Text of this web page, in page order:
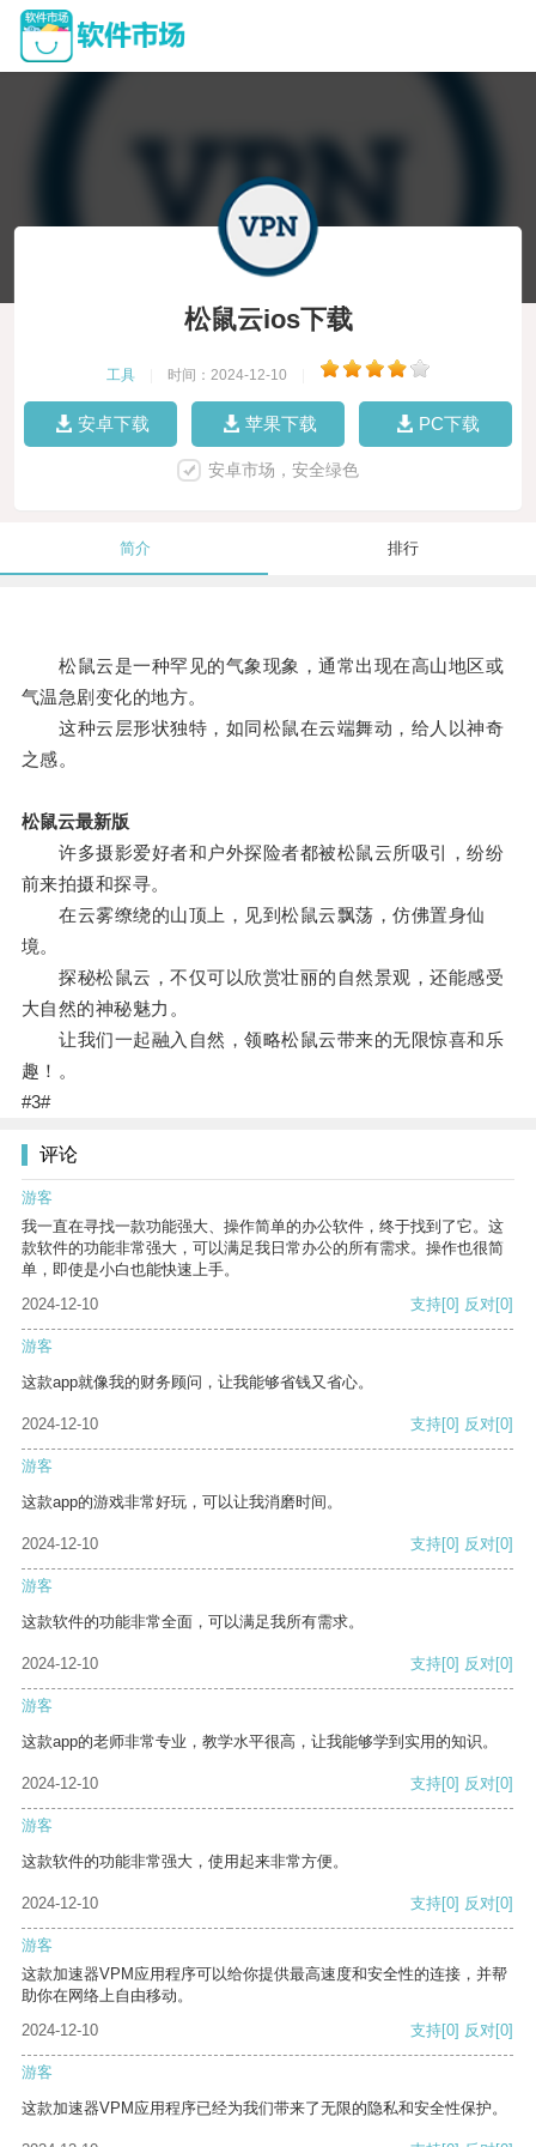
松鼠云ios下载
工具 时间：2024-12-10
安卓下载 苹果下载 PC下载
安卓市场，安全绿色
简介 排行
松鼠云是一种罕见的气象现象，通常出现在高山地区或
气温急剧变化的地方。
这种云层形状独特，如同松鼠在云端舞动，给人以神奇
之感。
松鼠云最新版
许多摄影爱好者和户外探险者都被松鼠云所吸引，纷纷
前来拍摄和探寻。
在云雾缭绕的山顶上，见到松鼠云飘荡，仿佛置身仙
境。
探秘松鼠云，不仅可以欣赏壮丽的自然景观，还能感受
大自然的神秘魅力。
让我们一起融入自然，领略松鼠云带来的无限惊喜和乐
趣！。
#3#
评论
游客
我一直在寻找一款功能强大、操作简单的办公软件，终于找到了它。这
款软件的功能非常强大，可以满足我日常办公的所有需求。操作也很简
单，即使是小白也能快速上手。
2024-12-10
支持[0] 反对[0]
游客
这款app就像我的财务顾问，让我能够省钱又省心。
2024-12-10 支持[0] 反对[0]
游客
这款app的游戏非常好玩，可以让我消磨时间。
2024-12-10 支持[0] 反对[0]
游客
这款软件的功能非常全面，可以满足我所有需求。
2024-12-10 支持[0] 反对[0]
游客
这款app的老师非常专业，教学水平很高，让我能够学到实用的知识。
2024-12-10 支持[0] 反对[0]
游客
这款软件的功能非常强大，使用起来非常方便。
2024-12-10 支持[0] 反对[0]
游客
这款加速器VPM应用程序可以给你提供最高速度和安全性的连接，并帮
助你在网络上自由移动。
2024-12-10
支持[0] 反对[0]
游客
这款加速器VPM应用程序已经为我们带来了无限的隐私和安全性保护。